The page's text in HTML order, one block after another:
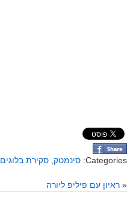
Categories: סינמטק סקירת בלוגים
« ראיון עם פיליפ ליורה